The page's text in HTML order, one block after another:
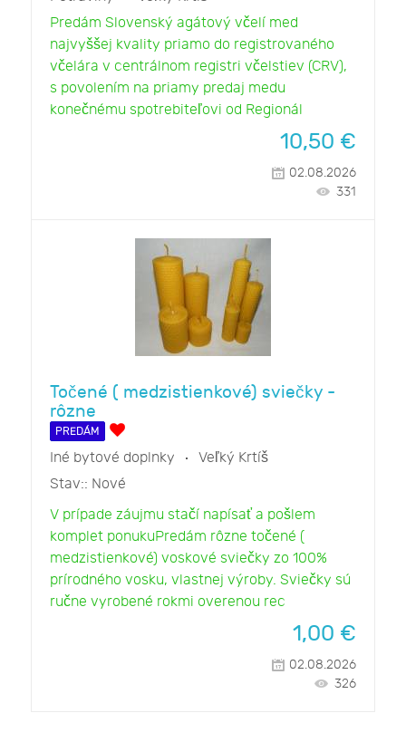
Predám Slovenský agátový včelí med
najvyššej kvality priamo do registrovaného
včelára v centrálnom registri včelstiev (CRV),
s povolením na priamy predaj medu
konečnému spotrebiteľovi od Regionál
10,50 €
02.08.2026
331
Točené ( medzistienkové) sviečky -
rôzne
PREDÁM
Iné bytové doplnky
Veľký Krtíš
Stav:: Nové
V prípade záujmu stačí napísať a pošlem
komplet ponukuPredám rôzne točené (
medzistienkové) voskové sviečky zo 100%
prírodného vosku, vlastnej výroby. Sviečky sú
ručne vyrobené rokmi overenou rec
1,00 €
02.08.2026
326